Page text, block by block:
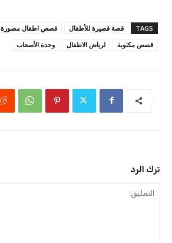
TAGS قصة قصيرة للأطفال قصص اطفال مصورة
قصص مكتوبة
لرياض الاطفال وحدة الأصحاب
ترك الرد